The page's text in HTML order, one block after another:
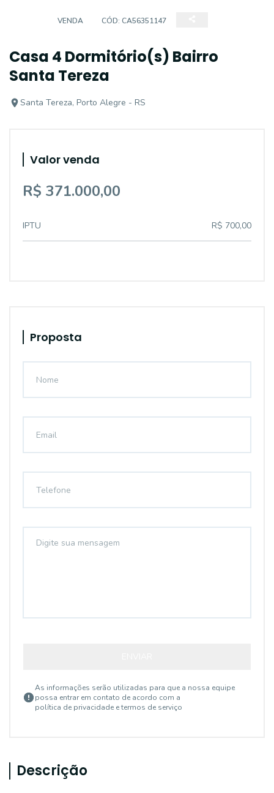
VENDA CÓD: CA56351147
Casa 4 Dormitório(s) Bairro
Santa Tereza
Santa Tereza, Porto Alegre - RS
Valor venda
R$ 371.000,00
IPTU R$ 700,00
Proposta
As informações serão utilizadas para que a nossa equipe
possa entrar em contato de acordo com a
política de privacidade e termos de serviço
Descrição